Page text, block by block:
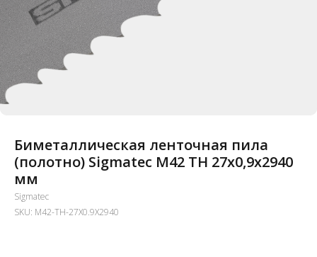
Биметаллическая ленточная пила
(полотно) Sigmatec M42 TH 27х0,9x2940
мм
Sigmatec
SKU: M42-TH-27X0.9X2940